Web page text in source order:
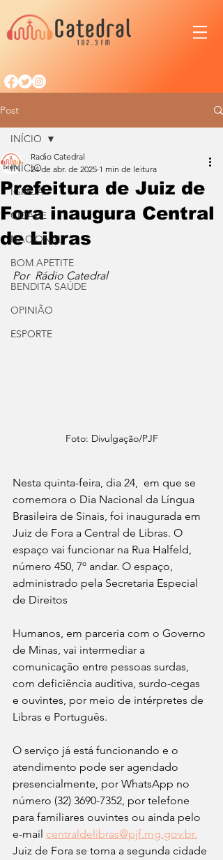
Post
INÍCIO
IGREJA
CIDADE
NACIONAL
BOM APETITE
BENDITA SAÚDE
OPINIÃO
ESPORTE
INÍCIO
Prefeitura de Juiz de
Fora inaugura Central
de Libras
Radio Catedral
24 de abr. de 2025 1 min de leitura
Por  Rádio Catedral
Foto: Divulgação/PJF
Nesta quinta-feira, dia 24,  em que se
comemora o Dia Nacional da Língua
Brasileira de Sinais, foi inaugurada em
Juiz de Fora a Central de Libras. O
espaço vai funcionar na Rua Halfeld,
número 450, 7º andar. O espaço,
administrado pela Secretaria Especial
de Direitos
Humanos, em parceria com o Governo
de Minas, vai intermediar a
comunicação entre pessoas surdas,
com deficiência auditiva, surdo-cegas
e ouvintes, por meio de intérpretes de
Libras e Português.
O serviço já está funcionando e o
atendimento pode ser agendado
presencialmente, por WhatsApp no
número (32) 3690-7352, por telefone
para familiares ouvintes ou ainda pelo
e-mail centraldelibras@pjf.mg.gov.br.
Juiz de Fora se torna a segunda cidade